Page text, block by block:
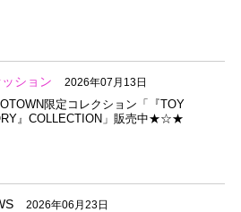
ション 2026年07月13日
限定コレクション「『TOY
』COLLECTION」販売中★☆★
2026年06月23日